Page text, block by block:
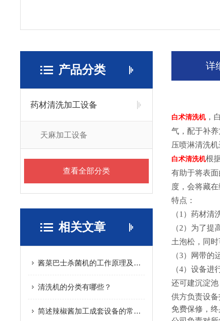
产品分类
药材清洗加工设备
天麻加工设备
查看全部分类
相关文章
酱菜巴士杀菌机的工作原理及特点
清洗机的分类有哪些？
简述辣椒酱加工成套设备的常见问题诊断与高效解决方法
详
白术清洗机，
气，配于补
压喷淋清洗
白术清洗机根
有助于将表
度，会将藏
特点：
（1）药材
（2）为了
土泡松，同
（3）网带
（4）设备
还可建沉淀
供方负责设
免费保修，